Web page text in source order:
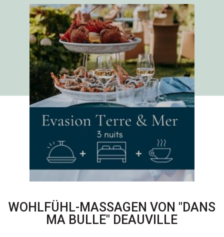
WOHLFÜHL-MASSAGEN VON "DANS
MA BULLE" DEAUVILLE